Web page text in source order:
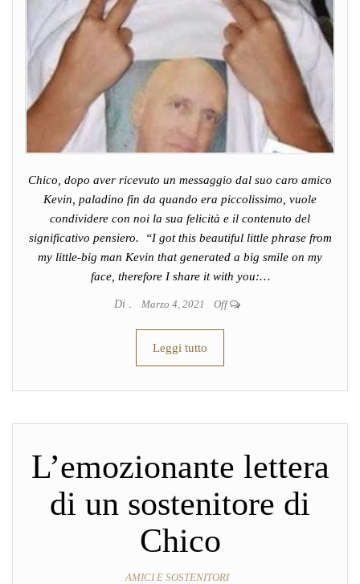
Chico, dopo aver ricevuto un messaggio dal suo caro amico
Kevin, paladino fin da quando era piccolissimo, vuole
condividere con noi la sua felicità e il contenuto del
significativo pensiero. “I got this beautiful little phrase from
my little-big man Kevin that generated a big smile on my
face, therefore I share it with you:…
Di Marzo 4, 2021 Off
Leggi tutto
L’emozionante lettera
di un sostenitore di
Chico
AMICI E SOSTENITORI